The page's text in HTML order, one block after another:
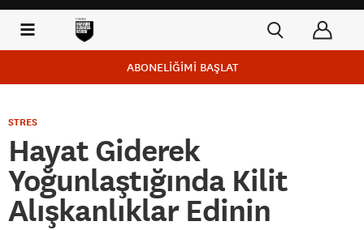
ABONELİĞİMİ BAŞLAT
STRES
Hayat Giderek
Yoğunlaştığında Kilit
Alışkanlıklar Edinin